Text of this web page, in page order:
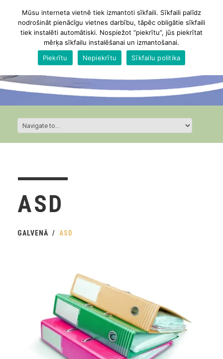
ASD
GALVENĀ ASD
Mūsu interneta vietnē tiek izmantoti sīkfaili. Sīkfaili palīdz
nodrošināt pienācīgu vietnes darbību, tāpēc obligātie sīkfaili
tiek instalēti automātiski. Nospiežot “piekrītu”, jūs piekrītat
mērķa sīkfailu instalēšanai un izmantošanai.
Piekrītu
Nepiekrītu Sīkfailu politika